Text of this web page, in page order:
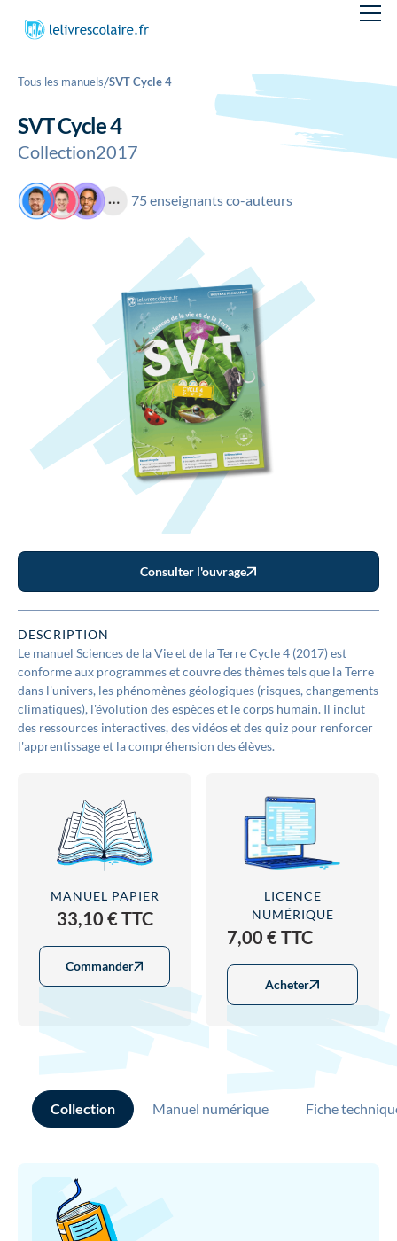
Tous les manuels/SVT Cycle 4
SVT Cycle 4
Collection2017
75 enseignants co-auteurs
Consulter l'ouvrage
DESCRIPTION
Le manuel Sciences de la Vie et de la Terre Cycle 4 (2017) est
conforme aux programmes et couvre des thèmes tels que la Terre
dans l'univers, les phénomènes géologiques (risques, changements
climatiques), l'évolution des espèces et le corps humain. Il inclut
des ressources interactives, des vidéos et des quiz pour renforcer
l'apprentissage et la compréhension des élèves.
MANUEL PAPIER
33,10 € TTC
Commander
LICENCE
NUMÉRIQUE
7,00 € TTC
Acheter
Collection Manuel numérique Fiche